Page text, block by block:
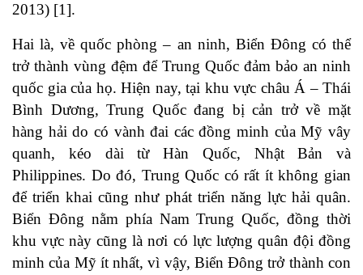
2013) [1].
Hai là, về quốc phòng – an ninh, Biển Đông có thể
trở thành vùng đệm để Trung Quốc đảm bảo an ninh
quốc gia của họ. Hiện nay, tại khu vực châu Á – Thái
Bình Dương, Trung Quốc đang bị cản trở về mặt
hàng hải do có vành đai các đồng minh của Mỹ vây
quanh, kéo dài từ Hàn Quốc, Nhật Bản và
Philippines. Do đó, Trung Quốc có rất ít không gian
để triển khai cũng như phát triển năng lực hải quân.
Biển Đông nằm phía Nam Trung Quốc, đồng thời
khu vực này cũng là nơi có lực lượng quân đội đồng
minh của Mỹ ít nhất, vì vậy, Biển Đông trở thành con